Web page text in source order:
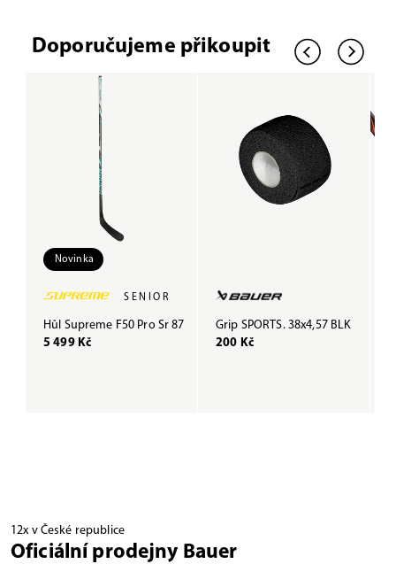
Doporučujeme přikoupit
Novinka
SENIOR
Hůl Supreme F50 Pro Sr 87
5 499 Kč
Grip SPORTS. 38x4,57 BLK
200 Kč
12x v České republice
Oficiální prodejny Bauer